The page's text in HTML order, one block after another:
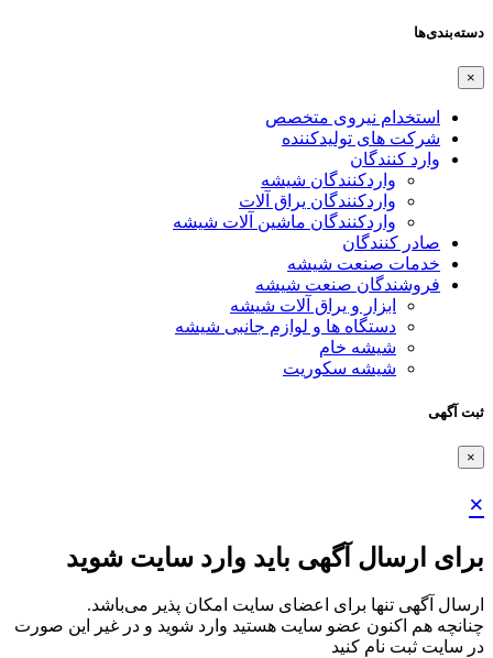
دسته‌بندی‌ها
×
استخدام نیروی متخصص
شرکت های تولیدکننده
وارد کنندگان
واردکنندگان شیشه
واردکنندگان یراق آلات
واردکنندگان ماشین آلات شیشه
صادر کنندگان
خدمات صنعت شیشه
فروشندگان صنعت شیشه
ابزار و یراق آلات شیشه
دستگاه ها و لوازم جانبی شیشه
شیشه خام
شیشه سکوریت
ثبت آگهی
×
×
برای ارسال آگهی باید وارد سایت شوید
ارسال آگهی تنها برای اعضای سایت امکان پذیر می‌باشد.
چنانچه هم‌ اکنون عضو سایت هستید وارد شوید و در غیر این صورت
در سایت ثبت نام کنید